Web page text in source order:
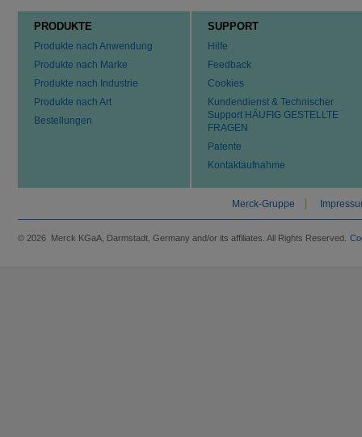
PRODUKTE
Produkte nach Anwendung
Produkte nach Marke
Produkte nach Industrie
Produkte nach Art
Bestellungen
SUPPORT
Hilfe
Feedback
Cookies
Kundendienst & Technischer
Support HÄUFIG GESTELLTE
FRAGEN
Patente
Kontaktaufnahme
Merck-Gruppe
© 2026 Merck KGaA, Darmstadt, Germany and/or its affiliates. All Rights Reserved.